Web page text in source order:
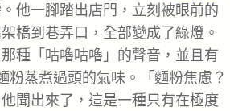
他一腳踏出店門，立刻被眼前的
橋到巷弄口，全部變成了綠燈。
種「咕嚕咕嚕」的聲音，並且有
蒸煮過頭的氣味。「麵粉焦慮？
聞出來了，這是一種只有在極度